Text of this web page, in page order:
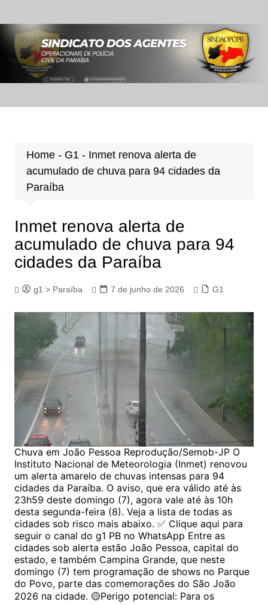
para
conteúdo
Home- G1 - Inmet renova alerta de
acumulado de chuva para 94 cidades da
Paraíba
Inmet renova alerta de
acumulado de chuva para 94
cidades da Paraíba
g1 > Paraíba 7 de junho de 2026 G1
Chuva em João Pessoa Reprodução/Semob-JP O
Instituto Nacional de Meteorologia (Inmet) renovou
um alerta amarelo de chuvas intensas para 94
cidades da Paraíba. O aviso, que era válido até às
23h59 deste domingo (7), agora vale até às 10h
desta segunda-feira (8). Veja a lista de todas as
cidades sob risco mais abaixo. ✅ Clique aqui para
seguir o canal do g1 PB no WhatsApp Entre as
cidades sob alerta estão João Pessoa, capital do
estado, e também Campina Grande, que neste
domingo (7) tem programação de shows no Parque
do Povo, parte das comemorações do São João
2026 na cidade. 🟡Perigo potencial: Para os